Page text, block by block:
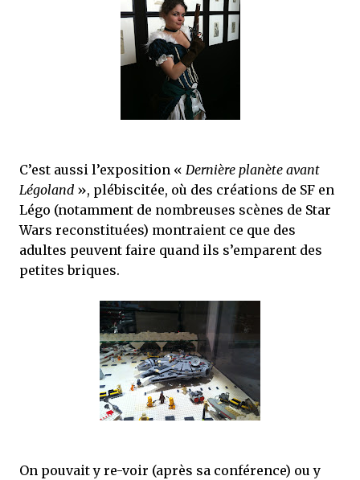
C’est aussi l’exposition « Dernière planète avant
Légoland », plébiscitée, où des créations de SF en
Légo (notamment de nombreuses scènes de Star
Wars reconstituées) montraient ce que des
adultes peuvent faire quand ils s’emparent des
petites briques.
On pouvait y re-voir (après sa conférence) ou y